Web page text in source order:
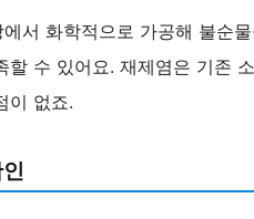
서 화학적으로 가공해 불순
할 수 있어요. 재제염은 기존
이 없죠.